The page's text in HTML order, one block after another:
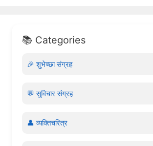
📚 Categories
🎉 शुभेच्छा संग्रह
💬 सुविचार संग्रह
👤 व्यक्तिचरित्र